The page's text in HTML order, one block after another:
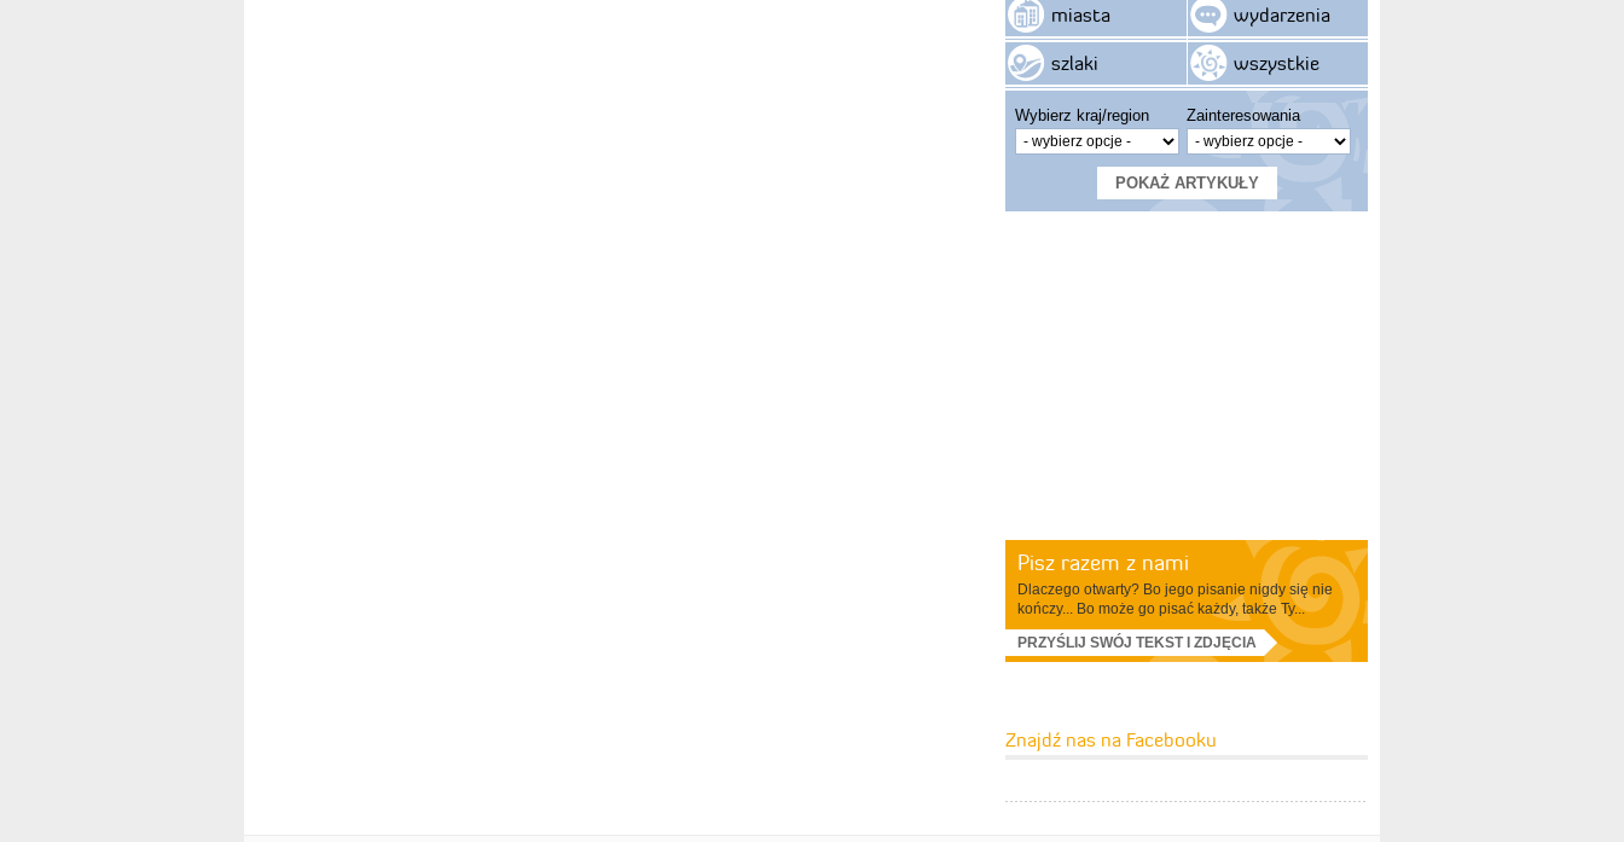
miasta
szlaki
wydarzenia
wszystkie
Wybierz kraj/region Zainteresowania
Pisz razem z nami
Dlaczego otwarty? Bo jego pisanie nigdy się nie
kończy... Bo może go pisać każdy, także Ty...
PRZYŚLIJ SWÓJ TEKST I ZDJĘCIA
Znajdź nas na Facebooku